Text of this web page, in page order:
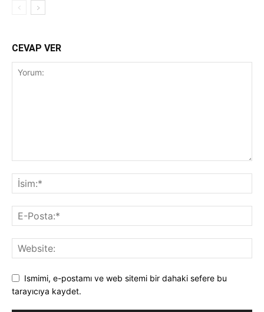
CEVAP VER
Ismimi, e-postamı ve web sitemi bir dahaki sefere bu
tarayıcıya kaydet.